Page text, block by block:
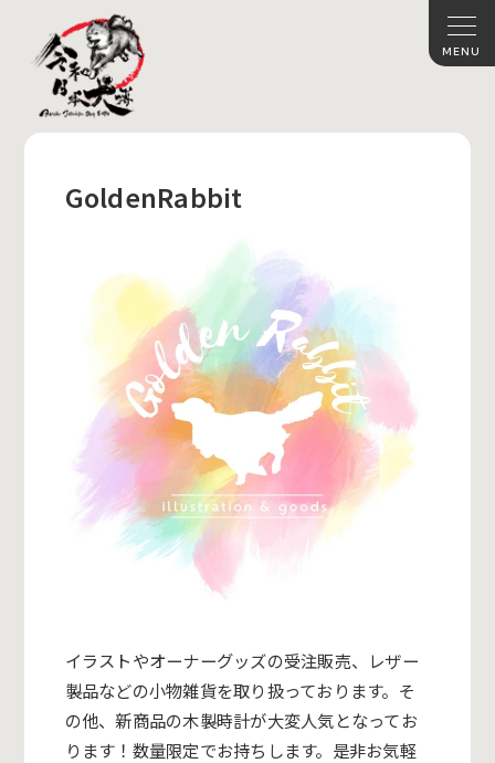
GoldenRabbit
イラストやオーナーグッズの受注販売、
レザー
製品などの小物雑貨を取り扱っております。そ
の他、新商品の木製時計が大変人気となってお
ります！ 数量限定でお持ちします。是非お気軽